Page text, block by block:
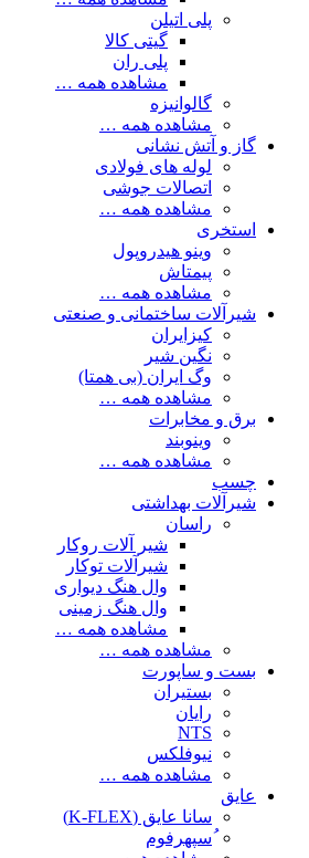
پلی اتیلن
گیتی کالا
پلی ران
مشاهده همه …
گالوانیزه
مشاهده همه …
گاز و آتش نشانی
لوله های فولادی
اتصالات جوشی
مشاهده همه …
استخری
وینو هیدروپول
پیمتاش
مشاهده همه …
شیرآلات ساختمانی و صنعتی
کیزایران
نگین شیر
وگ ایران (بی همتا)
مشاهده همه …
برق و مخابرات
وینوبند
مشاهده همه …
چسب
شیرآلات بهداشتی
راسان
شیر آلات روکار
شیرآلات توکار
وال هنگ دیواری
وال هنگ زمینی
مشاهده همه …
مشاهده همه …
بست و ساپورت
بستیران
رایان
NTS
نیوفلکس
مشاهده همه …
عایق
سانا عایق (K-FLEX)
ُسپهرفوم